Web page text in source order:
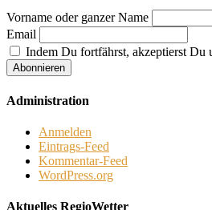
Vorname oder ganzer Name
Email
Indem Du fortfährst, akzeptierst Du
Administration
Anmelden
Eintrags-Feed
Kommentar-Feed
WordPress.org
Aktuelles RegioWetter